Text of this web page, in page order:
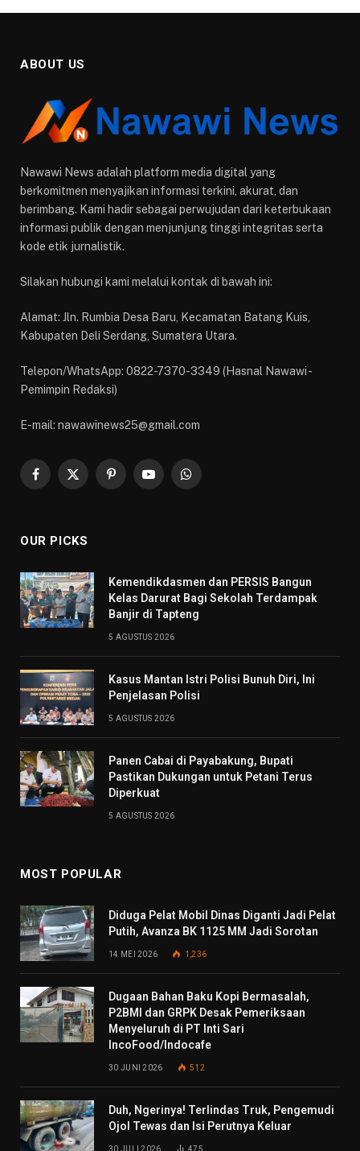
ABOUT US
Nawawi News adalah platform media digital yang
berkomitmen menyajikan informasi terkini, akurat, dan
berimbang. Kami hadir sebagai perwujudan dari keterbukaan
informasi publik dengan menjunjung tinggi integritas serta
kode etik jurnalistik.
Silakan hubungi kami melalui kontak di bawah ini:
Alamat: Jln. Rumbia Desa Baru, Kecamatan Batang Kuis,
Kabupaten Deli Serdang, Sumatera Utara.
Telepon/WhatsApp: 0822-7370-3349 (Hasnal Nawawi -
Pemimpin Redaksi)
E-mail: nawawinews25@gmail.com
Facebook
X
PinterestYouTubeWhatsApp
OUR PICKS
Kemendikdasmen dan PERSIS Bangun
Kelas Darurat Bagi Sekolah Terdampak
Banjir di Tapteng
5 AGUSTUS 2026
Kasus Mantan Istri Polisi Bunuh Diri, Ini
Penjelasan Polisi
5 AGUSTUS 2026
Panen Cabai di Payabakung, Bupati
Pastikan Dukungan untuk Petani Terus
Diperkuat
5 AGUSTUS 2026
MOST POPULAR
Diduga Pelat Mobil Dinas Diganti Jadi Pelat
Putih, Avanza BK 1125 MM Jadi Sorotan
14 MEI 2026 1,236
Dugaan Bahan Baku Kopi Bermasalah,
P2BMI dan GRPK Desak Pemeriksaan
Menyeluruh di PT Inti Sari
IncoFood/Indocafe
30 JUNI 2026 512
Duh, Ngerinya! Terlindas Truk, Pengemudi
Ojol Tewas dan Isi Perutnya Keluar
30 JULI 2026 475